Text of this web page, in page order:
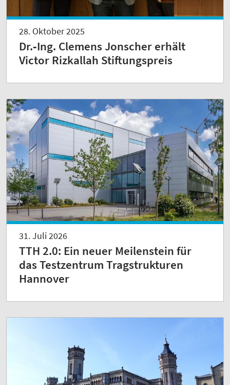
28. Oktober 2025
Dr.‑Ing. Clemens Jonscher erhält
Victor Rizkallah Stiftungspreis
31. Juli 2026
TTH 2.0: Ein neuer Meilenstein für
das Testzentrum Tragstrukturen
Hannover